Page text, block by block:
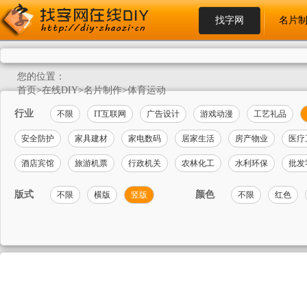
找字网 名片
您的位置：
首页>在线DIY>名片制作>体育运动
行业 不限 IT互联网 广告设计 游戏动漫 工艺礼品
安全防护 家具建材 家电数码 居家生活 房产物业 医
酒店宾馆 旅游机票 行政机关 农林化工 水利环保 批发
版式 不限 横版 竖版 颜色 不限 红色